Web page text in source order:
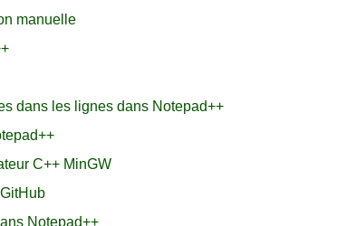
manuelle
dans les lignes dans Notepad++
C++ MinGW
Notepad++